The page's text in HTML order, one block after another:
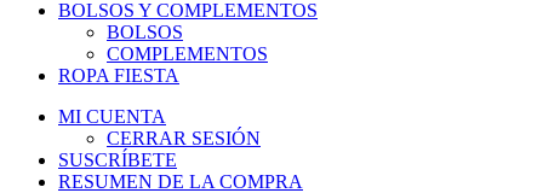
BOLSOS Y COMPLEMENTOS
BOLSOS
COMPLEMENTOS
ROPA FIESTA
MI CUENTA
CERRAR SESIÓN
SUSCRÍBETE
RESUMEN DE LA COMPRA